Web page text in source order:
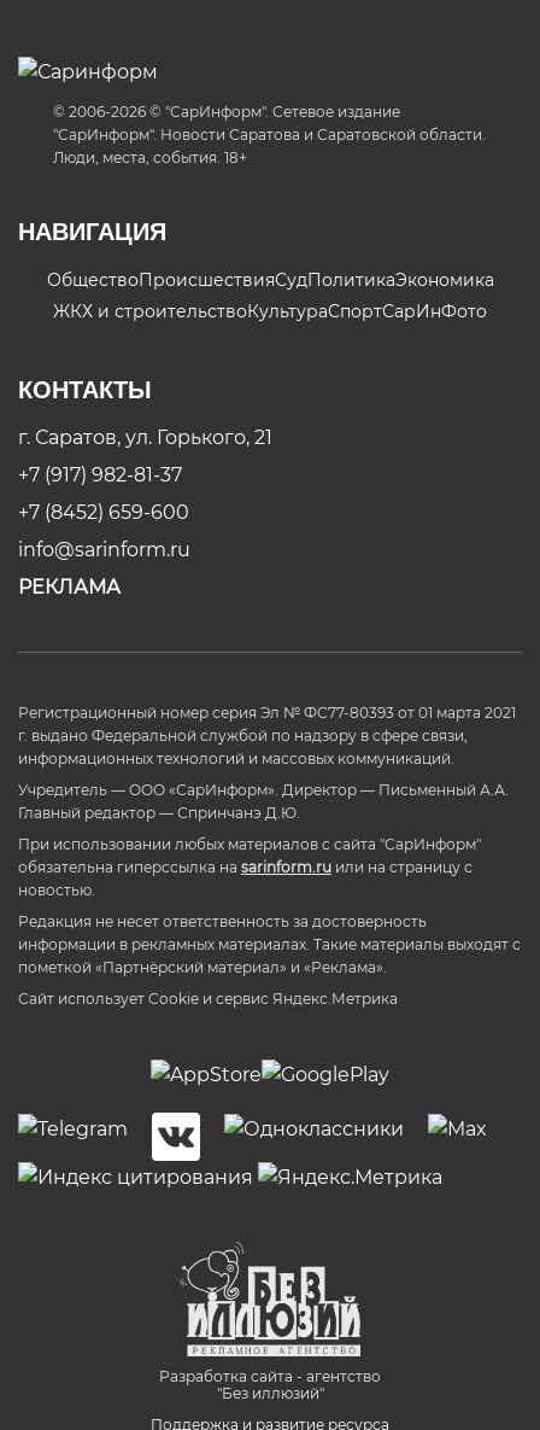
© 2006-2026 © "СарИнформ". Сетевое издание
"СарИнформ". Новости Саратова и Саратовской области.
Люди, места, события. 18+
НАВИГАЦИЯ
ОбществоПроисшествияСудПолитикаЭкономика
ЖКХ и строительствоКультураСпортСарИнФото
КОНТАКТЫ
г. Саратов, ул. Горького, 21
+7 (917) 982-81-37
+7 (8452) 659-600
info@sarinform.ru
РЕКЛАМА
Регистрационный номер серия Эл № ФС77-80393 от 01 марта 2021
г. выдано Федеральной службой по надзору в сфере связи,
информационных технологий и массовых коммуникаций.
Учредитель — ООО «СарИнформ». Директор — Письменный А.А.
Главный редактор — Спринчанэ Д.Ю.
При использовании любых материалов с сайта "СарИнформ"
обязательна гиперссылка на sarinform.ru или на страницу с
новостью.
Редакция не несет ответственность за достоверность
информации в рекламных материалах. Такие материалы выходят с
пометкой «Партнёрский материал» и «Реклама».
Сайт использует Cookie и сервиc Яндекс.Метрика
Разработка сайта - агентство
"Без иллюзий"
Поддержка и развитие ресурса